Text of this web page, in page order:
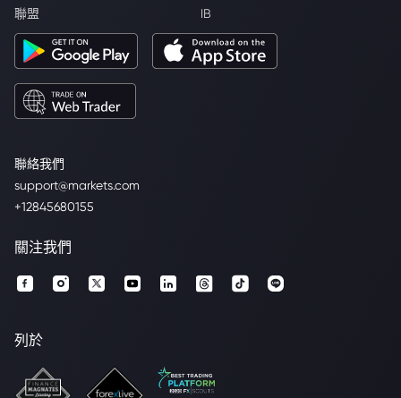
聯絡我們
support@markets.com
+12845680155
聯盟 IB
關注我們
列於